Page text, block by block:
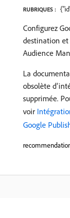
RUBRIQUES :
Configurez
destination et
Audience
La
obsolète
supprimée.
voir
Google